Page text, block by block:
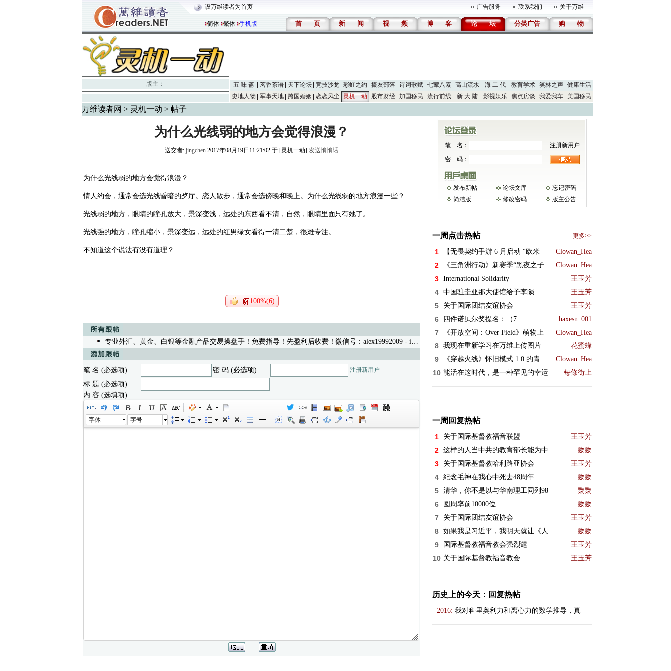
设万维读者为首页 广告服务 联系我们 关于万维
简体 繁体 手机版 首 页 新 闻 视 频 博 客 论 坛 分类广告 购 物
版主： 五 味 斋 茗香茶语 天下论坛 竞技沙龙 彩虹之约 摄友部落 诗词歌赋 七荤八素 高山流水 海 二 代 教育学术 笑林之声
健康生活
史地人物
军事天地 跨国婚姻 恋恋风尘 灵机一动 股市财经 加国移民 流行前线 新 大 陆 影视娱乐 焦点房谈 我爱我车 美国移民
万维读者网 > 灵机一动 > 帖子
为什么光线弱的地方会觉得浪漫？
送交者: jingchen 2017年08月19日11:21:02 于 [灵机一动] 发送悄悄话
为什么光线弱的地方会觉得浪漫？
情人约会，通常会选光线昏暗的歺厅。恋人散步，通常会选傍晚和晚上。为什么光线弱的地方浪漫一些？
光线弱的地方，眼睛的瞳孔放大，景深变浅，远处的东西看不清，自然，眼睛里面只有她了。
光线强的地方，瞳孔缩小，景深变远，远处的红男绿女看得一清二楚，很难专注。
不知道这个说法有没有道理？
100%(6)
专业外汇、黄金、白银等金融产品交易操盘手！免费指导！先盈利后收费！微信号：alex19992009- iwww 03/27/21 (231)
笔 名 (必选项): 密 码 (必选项): 注册新用户
标 题 (必选项):
内 容 (选填项):
字体 字号
笔 名：
注册新用户
密 码：
发布新帖 论坛文库
忘记密码
简洁版
修改密码 版主公告
一周点击热帖 更多>>
1 【无畏契约手游 6 月启动 “欧米 Clowan_Hea
2 《三角洲行动》新赛季“黑夜之子 Clowan_Hea
3 International Solidarity 王玉芳
4 中国驻圭亚那大使馆给予李陨 王玉芳
5 关于国际团结友谊协会 王玉芳
6 四件诺贝尔奖提名：（7 haxesn_001
7 《开放空间：Over Field》萌物上 Clowan_Hea
8 我现在重新学习在万维上传图片 花蜜蜂
9 《穿越火线》怀旧模式 1.0 的青 Clowan_Hea
10 能活在这时代，是一种罕见的幸运 每條街上
一周回复热帖
1 关于国际基督教福音联盟 王玉芳
2 这样的人当中共的教育部长能为中 覅覅
3 关于国际基督教哈利路亚协会 王玉芳
4 紀念毛神在我心中死去48周年 覅覅
5 清华，你不是以与华南理工同列98 覅覅
6 圆周率前10000位 覅覅
7 关于国际团结友谊协会 王玉芳
8 如果我是习近平，我明天就让《人 覅覅
9 国际基督教福音教会强烈谴 王玉芳
10 关于国际基督教福音教会 王玉芳
历史上的今天：回复热帖
2016: 我对科里奥利力和离心力的数学推导，真